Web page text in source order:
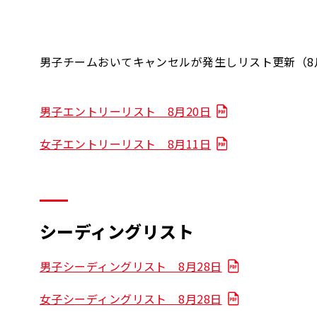
男子チームおいてキャンセルが発生しリスト更新（8
男子エントリーリスト 8月20日
女子エントリーリスト 8月11日
シーディングリスト
男子シーディングリスト 8月28日
女子シーディングリスト 8月28日